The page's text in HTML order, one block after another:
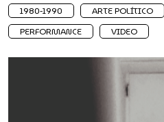
1980-1990 ARTE POLÍTICO
PERFORMANCE
VIDEO